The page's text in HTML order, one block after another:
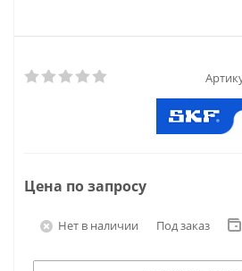
Цена по запросу
Нет в наличии Под заказ